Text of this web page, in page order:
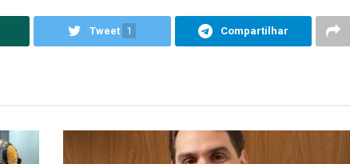
Tweet 1 Compartilhar